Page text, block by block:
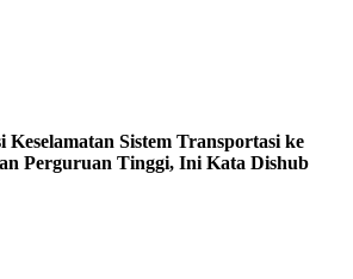
Sistem Transportasi ke
Perguruan Tinggi, Ini Kata Dishub